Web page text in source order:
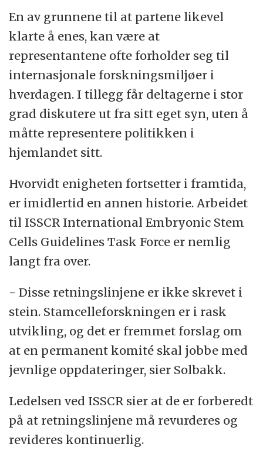
En av grunnene til at partene likevel
klarte å enes, kan være at
representantene ofte forholder seg til
internasjonale forskningsmiljøer i
hverdagen. I tillegg får deltagerne i stor
grad diskutere ut fra sitt eget syn, uten å
måtte representere politikken i
hjemlandet sitt.
Hvorvidt enigheten fortsetter i framtida,
er imidlertid en annen historie. Arbeidet
til ISSCR International Embryonic Stem
Cells Guidelines Task Force er nemlig
langt fra over.
- Disse retningslinjene er ikke skrevet i
stein. Stamcelleforskningen er i rask
utvikling, og det er fremmet forslag om
at en permanent komité skal jobbe med
jevnlige oppdateringer, sier Solbakk.
Ledelsen ved ISSCR sier at de er forberedt
på at retningslinjene må revurderes og
revideres kontinuerlig.